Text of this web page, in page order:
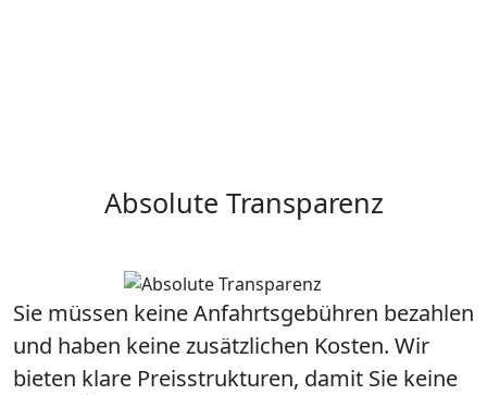
Absolute Transparenz
Sie müssen keine Anfahrtsgebühren bezahlen
und haben keine zusätzlichen Kosten. Wir
bieten klare Preisstrukturen, damit Sie keine